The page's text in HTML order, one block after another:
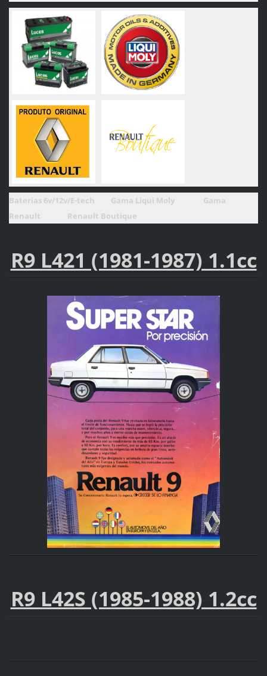
Baterias 6v/12v/E-tech Gama Liqui Moly Gama
Renault Renault Boutique
R9 L421 (1981-1987) 1.1cc
R9 L42S (1985-1988) 1.2cc